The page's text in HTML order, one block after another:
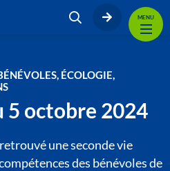
MENU
ÉCOLOGIE,
5 octobre 2024
une seconde vie
des bénévoles de